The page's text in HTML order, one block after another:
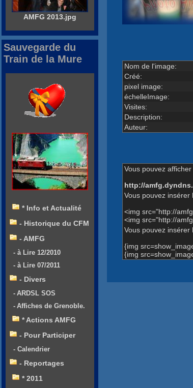
Nom de l'image:
Créé:
pixel image:
échelleImage:
Visites:
Description:
Auteur:
Vous pouvez
http://
Vous pouvez insérer
<img src="http://
<img src="http://
Vous pouvez insérer
{img
{img
AMFG 2013.jpg
Sauvegarde du
Train de la Mure
* Info et Actualité
- Historique du CFM
- AMFG
- à Lire 12/2010
- à Lire 07/2011
- Divers
- ARDSL SOS
- Affiches de Grenoble.
* Actions AMFG
- Pour Participer
- Calendrier
- Reportages
* 2011